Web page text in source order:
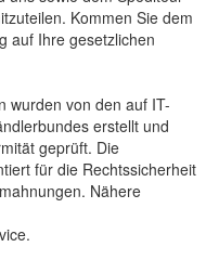
Kommen Sie dem
auf Ihre gesetzlichen
wurden von den auf IT-
erstellt und
geprüft. Die
für die Rechtssicherheit
Nähere